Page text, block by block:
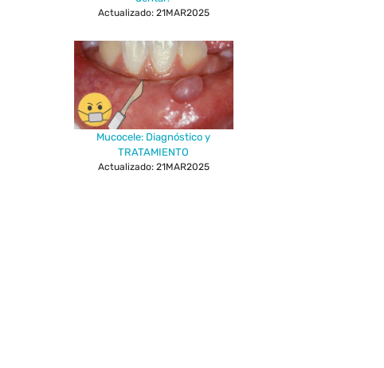
Actualizado: 21MAR2025
Mucocele: Diagnóstico y
TRATAMIENTO
Actualizado: 21MAR2025